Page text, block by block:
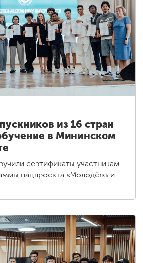
из 16 стран
в Мининском
сертификаты участникам
нацпроекта «Молодёжь и